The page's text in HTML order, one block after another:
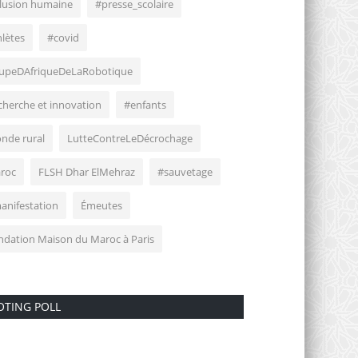
humaine #presse_scolaire
#covid
et innovation #enfants
rural LutteContreLeDécrochage
FLSH Dhar ElMehraz #sauvetage
Émeutes
Maison du Maroc à Paris
POLL